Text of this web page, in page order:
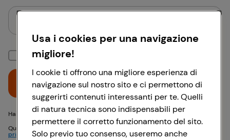
Mantieni la sessione attiva
Hai problemi di accesso? {{recover-pwd}} o {{recover-email}}
Questo sito è protetto da reCAPTCHA e si applicano
privacy eTermini di servizioGoogle
Accedi
Usa i cookies per una navigazione
migliore!
I cookie ti offrono una migliore esperienza di
navigazione sul nostro sito e ci permettono di
suggerirti contenuti interessanti per te. Quelli
di natura tecnica sono indispensabili per
permettere il corretto funzionamento del sito.
Solo previo tuo consenso, useremo anche